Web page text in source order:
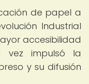
de papel a
Industrial
accesibilidad
impulsó la
y su difusión